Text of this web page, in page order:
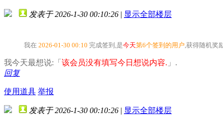
发表于 2026-1-30 00:10:26 | 显示全部楼层
我在 2026-01-30 00:10 完成签到,是今天第6个签到的用户 ,获得随机奖
我今天最想说:「 该会员没有填写今日想说内容. 」.
回复
使用道具 举报
发表于 2026-1-30 00:10:26 | 显示全部楼层